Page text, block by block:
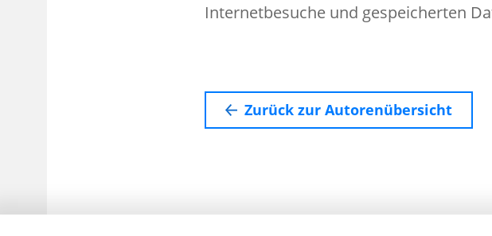
Internetbesuche und gespeicherten
Zurück zur Autorenübersicht